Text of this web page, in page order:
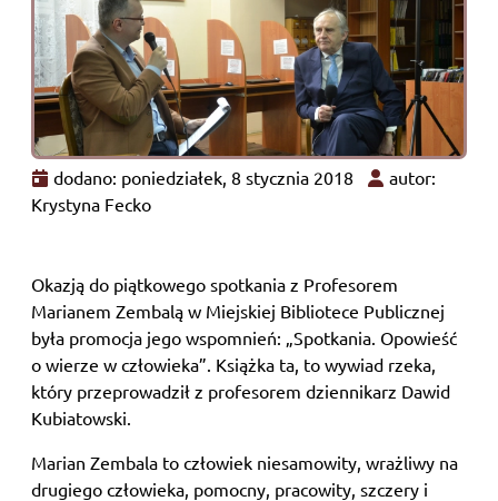
dodano: poniedziałek, 8 stycznia 2018
autor:
Krystyna Fecko
Okazją do piątkowego spotkania z Profesorem
Marianem Zembalą w Miejskiej Bibliotece Publicznej
była promocja jego wspomnień: „Spotkania. Opowieść
o wierze w człowieka”. Książka ta, to wywiad rzeka,
który przeprowadził z profesorem dziennikarz Dawid
Kubiatowski.
Marian Zembala to człowiek niesamowity, wrażliwy na
drugiego człowieka, pomocny, pracowity, szczery i